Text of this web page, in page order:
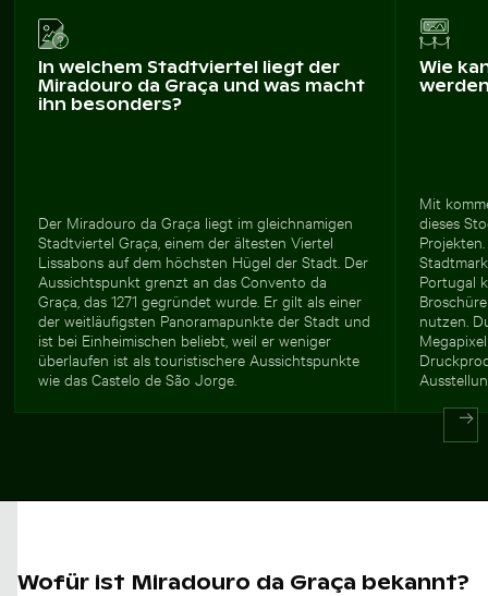
In welchem Stadtviertel liegt der
Miradouro da Graça und was macht
ihn besonders?
Der Miradouro da Graça liegt im gleichnamigen
Stadtviertel Graça, einem der ältesten Viertel
Lissabons auf dem höchsten Hügel der Stadt. Der
Aussichtspunkt grenzt an das Convento da
Graça, das 1271 gegründet wurde. Er gilt als einer
der weitläufigsten Panoramapunkte der Stadt und
ist bei Einheimischen beliebt, weil er weniger
überlaufen ist als touristischere Aussichtspunkte
wie das Castelo de São Jorge.
Wie
Mit
dieses
Portugal
nutzen.
Wofür ist Miradouro da Graça bekannt?